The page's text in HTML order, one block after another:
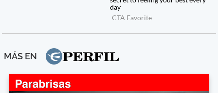
MÁS EN